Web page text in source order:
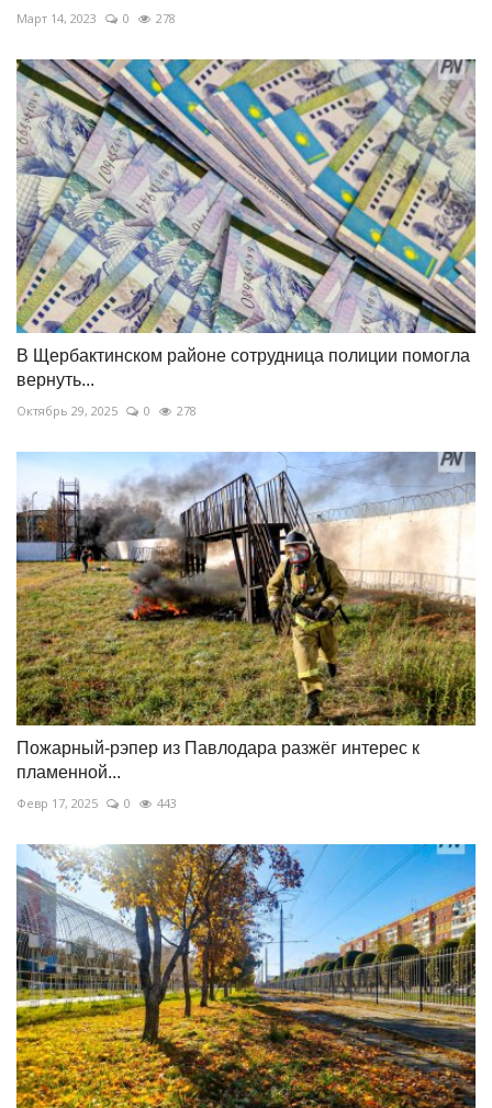
Март 14, 2023 0 278
В Щербактинском районе сотрудница полиции помогла
вернуть...
Октябрь 29, 2025 0 278
Пожарный-рэпер из Павлодара разжёг интерес к
пламенной...
Февр 17, 2025 0 443